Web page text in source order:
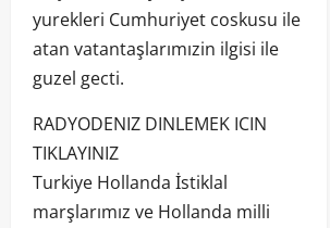
yurekleri Cumhuriyet coskusu ile
atan vatantaşlarımızin ilgisi ile
guzel gecti.
RADYODENIZ DINLEMEK ICIN
TIKLAYINIZ
Turkiye Hollanda İstiklal
marşlarımız ve Hollanda milli